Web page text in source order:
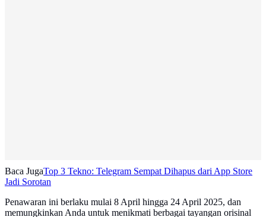
Baca JugaTop 3 Tekno: Telegram Sempat Dihapus dari App Store
Jadi Sorotan
Penawaran ini berlaku mulai 8 April hingga 24 April 2025, dan
memungkinkan Anda untuk menikmati berbagai tayangan orisinal